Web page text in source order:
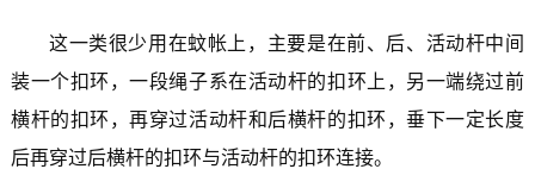
这一类很少用在蚊帐上，主要是在前、后、活动杆中间
装一个扣环，一段绳子系在活动杆的扣环上，另一端绕过前
横杆的扣环，再穿过活动杆和后横杆的扣环，垂下一定长度
后再穿过后横杆的扣环与活动杆的扣环连接。